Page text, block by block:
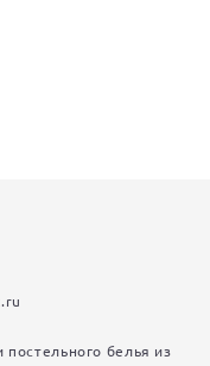
белья из